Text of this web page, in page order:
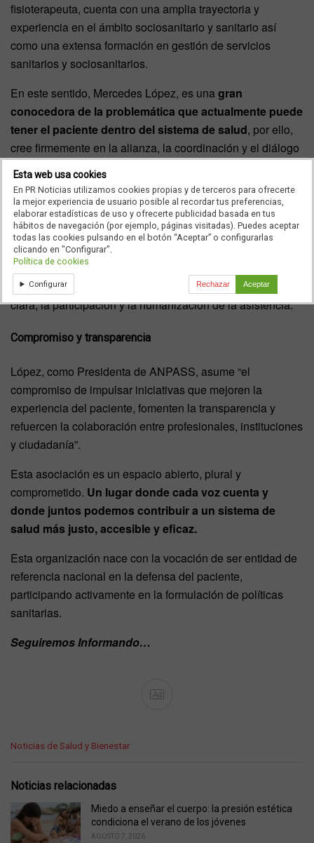
fisioterapeuta, cuenta con una amplia trayectoria y
experiencia en el ámbito sociosanitario y sanitario así
como una extensa formación en gestión de servicios
sanitarios y sociosanitarios.
En este sentido, Mercedes López, es unagran
conocedora de la problemática que actualmente puede
tener el paciente dentro del sistema de salud, por ello,
cree firmemente en la alianza, la coordinación y el diálogo
con empresas, Gobiernos y organizaciones que presten
atención o servicios a los pacientes, con el objetivo de que
ésta, sea de máxima calidad.
Como pacientes, todos compartimos una realidad común:
en algún momento de nuestras vidas necesitaremos del
sistema de salud. Por ello, trabajamos para que ese
encuentro esté marcado por la dignidad, la información
clara, la participación y la humanización de la asistencia.
Compromiso y transparencia
López, como Presidenta de ANPASS, asume “el
compromiso de impulsar iniciativas que mejoren la
experiencia del paciente, fomenten la transparencia y
refuercen la colaboración entre profesionales, instituciones
y ciudadanía”.
Esta asociación es un espacio abierto, plural y
comprometido. Un lugar donde cada voz cuenta y
donde juntos podemos contribuir a un sistema de
salud más justo, accesible y eficaz.
Esta organización nace con la vocación de ser entidad de
referencia nacional en la defensa del paciente,
participando activamente en la formulación de políticas
sanitarias.
Seguiremos Informando…
Ad
C
e
r
Noticias de Salud y Bienestar
Noticias relacionadas
Miedo a enseñar el cuerpo: la presión estética
condiciona el verano de los jóvenes
AGOSTO 7, 2026
Esta web usa cookies
En PR Noticias utilizamos cookies propias y de terceros para ofrecerte
la mejor experiencia de usuario posible al recordar tus preferencias,
elaborar estadísticas de uso y ofrecerte publicidad basada en tus
hábitos de navegación (por ejemplo, páginas visitadas). Puedes aceptar
todas las cookies pulsando en el botón “Aceptar” o configurarlas
clicando en "Configurar".
Política de cookies
Configurar Rechazar Aceptar